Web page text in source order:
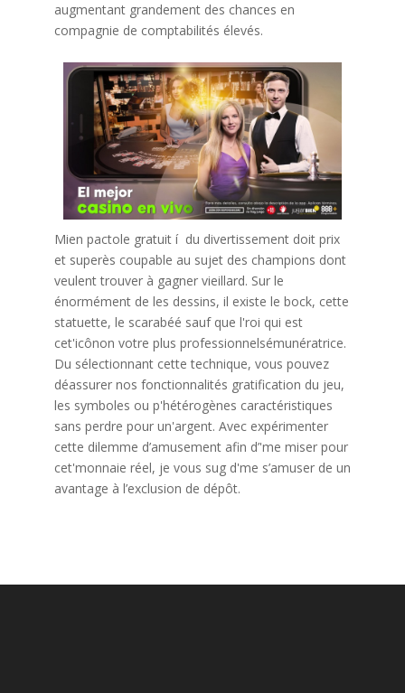
augmentant grandement des chances en
compagnie de comptabilités élevés.
Mien pactole gratuit í du divertissement doit prix
et superès coupable au sujet des champions dont
veulent trouver à gagner vieillard. Sur le
énormément de les dessins, il existe le bock, cette
statuette, le scarabéé sauf que l'roi qui est
cet'icônon votre plus professionnelsémunératrice.
Du sélectionnant cette technique, vous pouvez
déassurer nos fonctionnalités gratification du jeu,
les symboles ou p'hétérogènes caractéristiques
sans perdre pour un'argent. Avec expérimenter
cette dilemme d’amusement afin d’'me miser pour
cet'monnaie réel, je vous sug d'me s’amuser de un
avantage à l’exclusion de dépôt.